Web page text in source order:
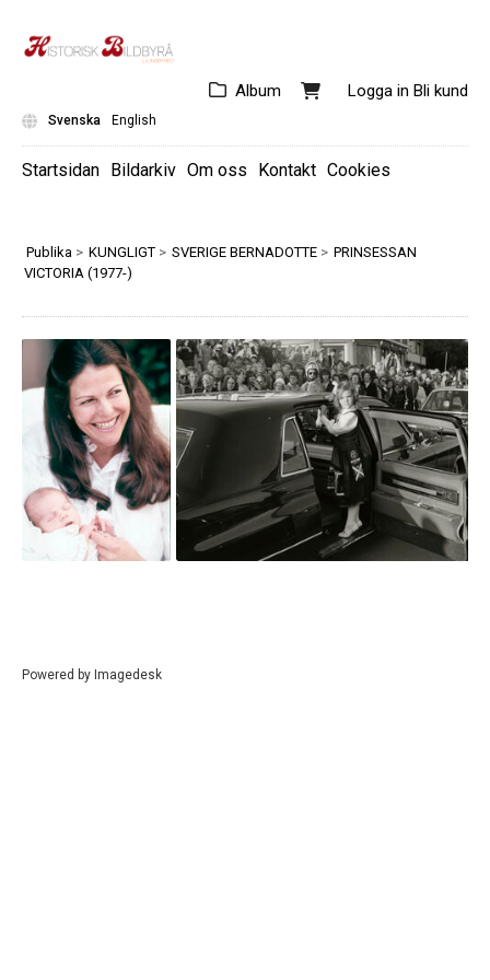
Logga in Bli kund
Album
Svenska English
Startsidan Bildarkiv Om oss Kontakt Cookies
Publika > KUNGLIGT > SVERIGE BERNADOTTE > PRINSESSAN
VICTORIA (1977-)
Powered by Imagedesk